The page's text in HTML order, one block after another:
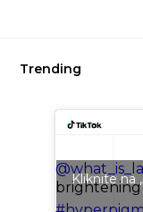
Trending
Kliknite na